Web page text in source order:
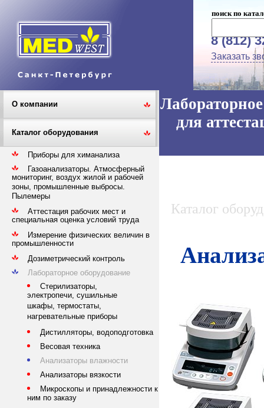
поиск по
8 (812)
Заказать
О компании
Каталог оборудования
Приборы для химанализа
Газоанализаторы. Атмосферный
мониторинг, воздух жилой и рабочей
зоны, промышленные выбросы.
Пылемеры
Аттестация рабочих мест и
специальная оценка условий труда
Измерение физических величин в
промышленности
Дозиметрический контроль
Лабораторное оборудование
Стерилизаторы,
электропечи, сушильные
шкафы, термостаты,
нагревательные приборы
Дистилляторы, водоподготовка
Весовая техника
Анализаторы влажности
Анализаторы вязкости
Микроскопы и принадлежности к
ним по заказу
для
Каталог